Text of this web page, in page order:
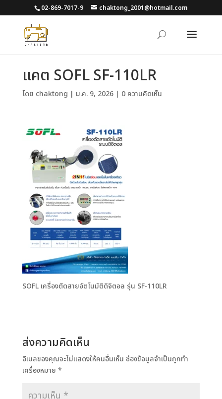
02-869-7017-9 chaktong_2001@hotmail.com
แคต SOFL SF-110LR
โดย chaktong | ม.ค. 9, 2026| 0 ความคิดเห็น
SOFL เครื่องตัดสายอัตโนมัติดิจิตอล รุ่น SF-110LR
ส่งความคิดเห็น
อีเมลของคุณจะไม่แสดงให้คนอื่นเห็น ช่องข้อมูลจำเป็นถูกทำ
เครื่องหมาย *